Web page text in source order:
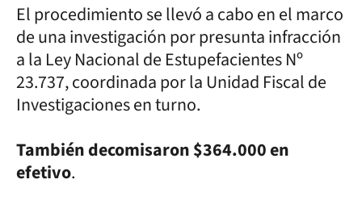
El procedimiento se llevó a cabo en el marco
de una investigación por presunta infracción
a la Ley Nacional de Estupefacientes Nº
23.737, coordinada por la Unidad Fiscal de
Investigaciones en turno.
También decomisaron $364.000 en
efetivo.